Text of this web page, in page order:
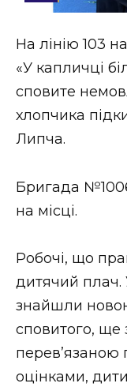
Стиль життя
Втрачений
Втрачений
ФОТО
ВІДЕО
На лінію 103
«У капличці
сповите
хлопчика
Липча.
Бригада
на місці.
Робочі, що
дитячий плач.
знайшли
сповитого, ще
оцінками,